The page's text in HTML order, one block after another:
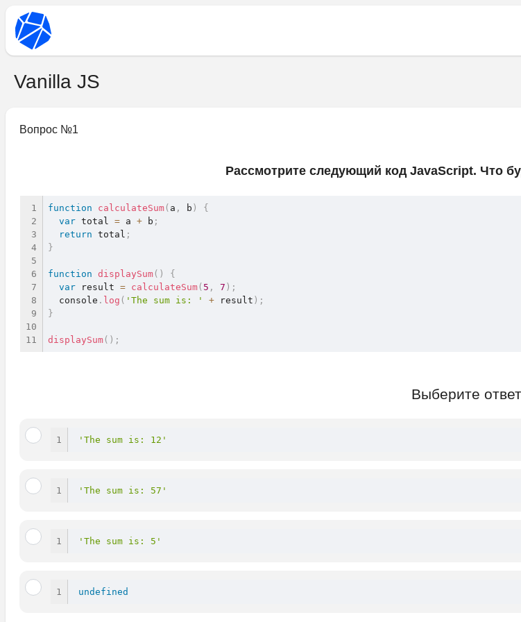
Vanilla JS
Вопрос №1
Рассмотрите следующий код JavaScript. Что
function calculateSum( a , b )
{
var total = a + b ;
return total ;
}
function displaySum( )
{
var result = calculateSum( 5 , 7 ) ;
console . log ( 'The sum is: ' + result ) ;
}
displaySum( ) ;
Выберите ответ
'The sum is: 12'
'The sum is: 57'
'The sum is: 5'
undefined